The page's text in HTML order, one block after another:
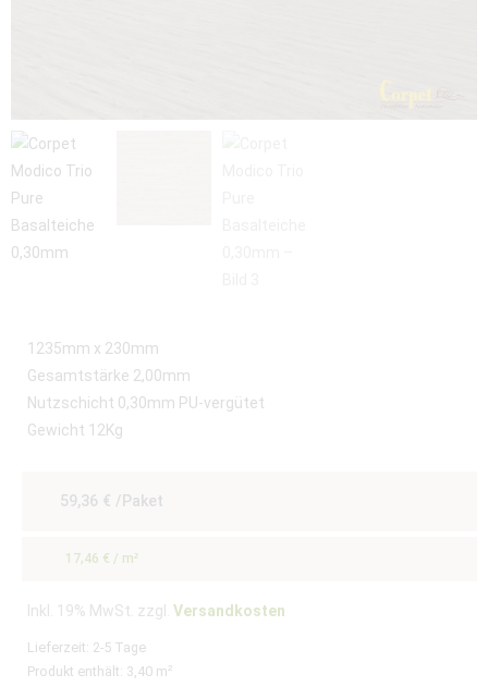
1235mm x 230mm
Gesamtstärke 2,00mm
Nutzschicht 0,30mm PU-vergütet
Gewicht 12Kg
59,36 € /Paket
17,46 € / m²
Inkl. 19% MwSt. zzgl. Versandkosten
Lieferzeit: 2-5 Tage
Produkt enthält: 3,40 m²